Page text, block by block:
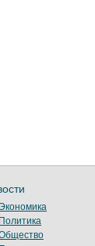
Политика